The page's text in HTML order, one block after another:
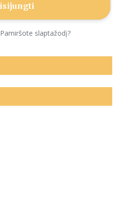
Pamiršote slaptažodį?